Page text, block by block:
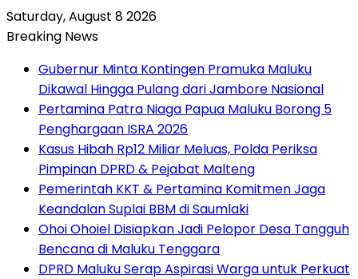
Saturday, August 8 2026
Breaking News
Gubernur Minta Kontingen Pramuka Maluku
Dikawal Hingga Pulang dari Jambore Nasional
Pertamina Patra Niaga Papua Maluku Borong 5
Penghargaan ISRA 2026
Kasus Hibah Rp12 Miliar Meluas, Polda Periksa
Pimpinan DPRD & Pejabat Malteng
Pemerintah KKT & Pertamina Komitmen Jaga
Keandalan Suplai BBM di Saumlaki
Ohoi Ohoiel Disiapkan Jadi Pelopor Desa Tangguh
Bencana di Maluku Tenggara
DPRD Maluku Serap Aspirasi Warga untuk Perkuat